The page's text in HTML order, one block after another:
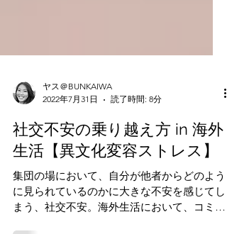
ヤス＠BUNKAIWA
2022年7月31日
読了時間: 8分
社交不安の乗り越え方 in 海外
生活【異文化変容ストレス】
集団の場において、自分が他者からどのよう